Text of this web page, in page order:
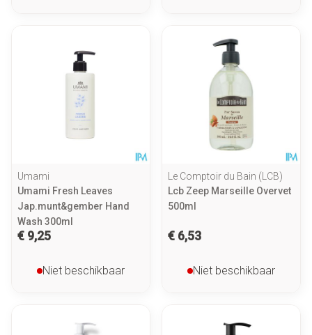
Umami
Umami Fresh Leaves
Jap.munt&gember Hand
Wash 300ml
€ 9,25
Niet beschikbaar
Le Comptoir du Bain (LCB)
Lcb Zeep Marseille Overvet
500ml
€ 6,53
Niet beschikbaar